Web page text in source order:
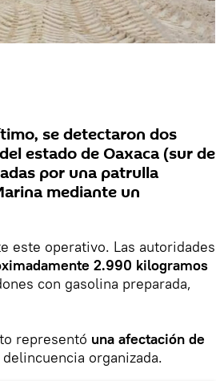
se detectaron dos
estado de Oaxaca (sur de
por una patrulla
mediante un
este operativo. Las autoridades
2.990 kilogramos
con gasolina preparada,
representó una afectación de
delincuencia organizada.